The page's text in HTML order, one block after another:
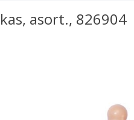
asort., 826904